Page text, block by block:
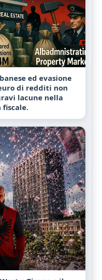
ed evasione
di redditi non
lacune nella